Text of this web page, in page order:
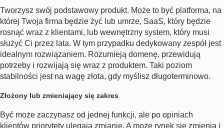
Tworzysz swój podstawowy produkt. Może to być platforma, na
której Twoja firma będzie żyć lub umrze, SaaS, który będzie
rosnąć wraz z klientami, lub wewnętrzny system, który musi
służyć Ci przez lata. W tym przypadku dedykowany zespół jest
idealnym rozwiązaniem. Rozumieją domenę, przewidują
potrzeby i rozwijają się wraz z produktem. Taki poziom
stabilności jest na wagę złota, gdy myślisz długoterminowo.
Złożony lub zmieniający się zakres
Być może zaczynasz od jednej funkcji, ale po opiniach
klientów priorytety ulegają zmianie. A może rynek się zmienia i